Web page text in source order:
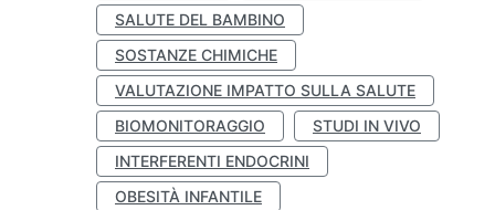
SALUTE DEL BAMBINO
SOSTANZE CHIMICHE
VALUTAZIONE IMPATTO SULLA SALUTE
BIOMONITORAGGIO
STUDI IN VIVO
INTERFERENTI ENDOCRINI
OBESITÀ INFANTILE